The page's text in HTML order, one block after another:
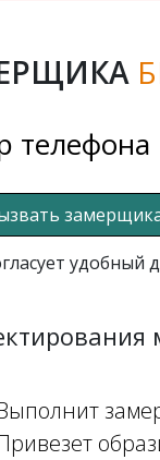
телефона
удобный